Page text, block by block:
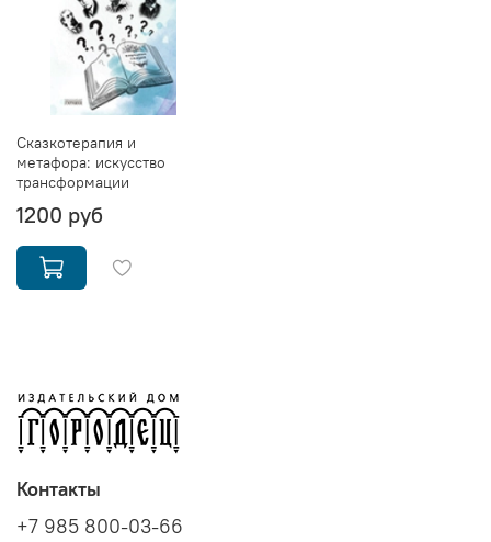
Сказкотерапия и
метафора: искусство
трансформации
1200 руб
Контакты
+7 985 800-03-66